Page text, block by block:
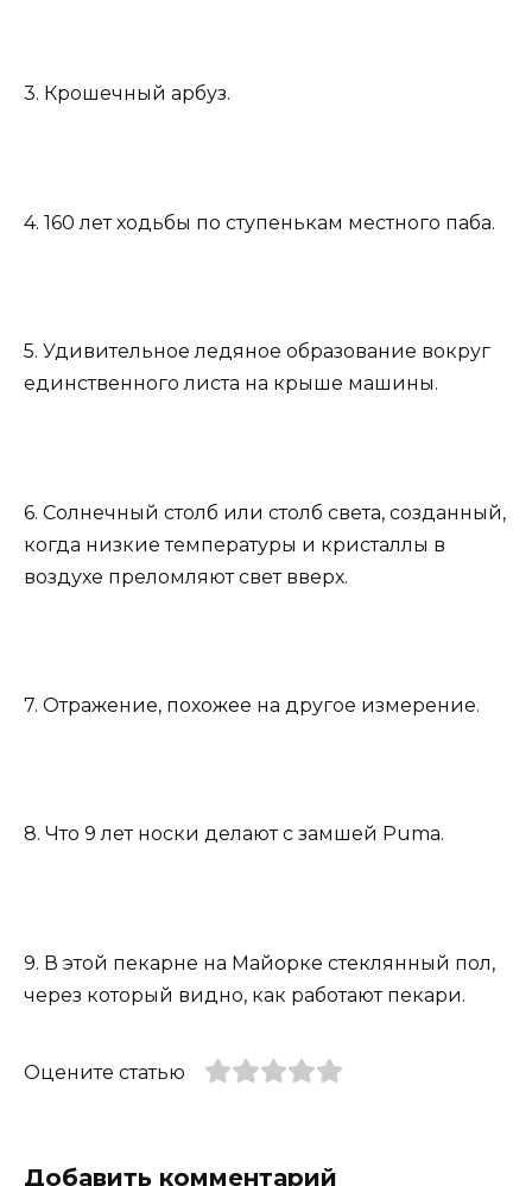
3. Крошечный арбуз.
4. 160 лет ходьбы по ступенькам местного паба.
5. Удивительное ледяное образование вокруг
единственного листа на крыше машины.
6. Солнечный столб или столб света, созданный,
когда низкие температуры и кристаллы в
воздухе преломляют свет вверх.
7. Отражение, похожее на другое измерение.
8. Что 9 лет носки делают с замшей Puma.
9. В этой пекарне на Майорке стеклянный пол,
через который видно, как работают пекари.
Оцените статью
Добавить комментарий